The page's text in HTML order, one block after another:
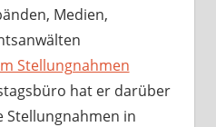
Medien,
Stellungnahmen
hat er darüber
Stellungnahmen in